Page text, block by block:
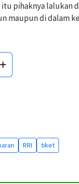
pihaknya lalukan
maupun di dalam
RRI tiket